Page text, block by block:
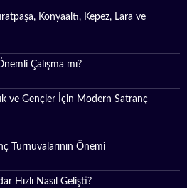
Konyaaltı, Kepez, Lara ve
Çalışma mı?
ve Gençler İçin Modern Satranç
Turnuvalarının Önemi
Hızlı Nasıl Gelişti?